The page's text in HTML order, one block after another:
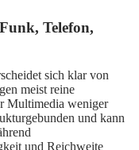
Telefon,
sich klar von
meist reine
Multimedia weniger
und kann
und Reichweite